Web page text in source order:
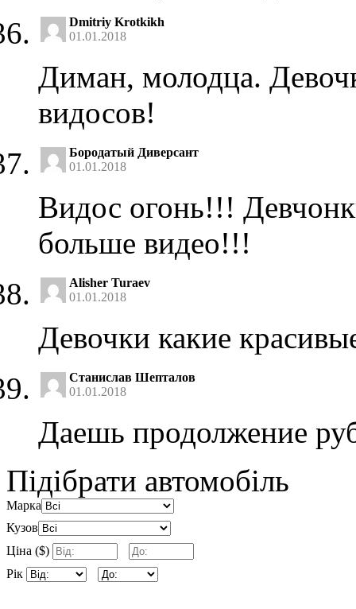
Dmitriy Krotkikh
01.01.2018
Диман, молодца.
видосов!
Бородатый Диверсант
01.01.2018
Видос огонь!!!
больше видео!!!
Alisher Turaev
01.01.2018
Девочки какие
Станислав Шепталов
01.01.2018
Даешь продолжение
Підібрати автомобіль
Марка
Кузов
Ціна ($)
Рік